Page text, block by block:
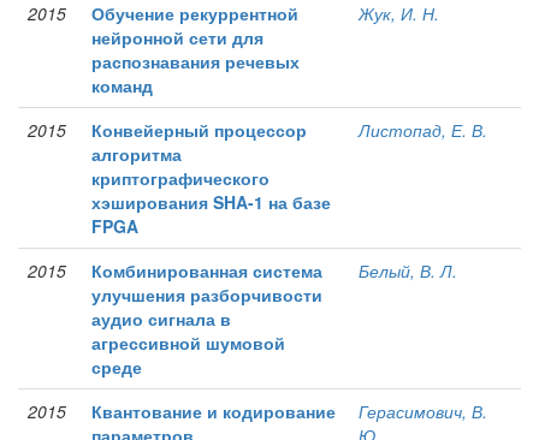
2015
Обучение рекуррентной
нейронной сети для
распознавания речевых
команд
Жук, И. Н.
2015
Конвейерный процессор
алгоритма
криптографического
хэширования SHA-1 на базе
FPGA
Листопад, Е. В.
2015
Комбинированная система
улучшения разборчивости
аудио сигнала в
агрессивной шумовой
среде
Белый, В. Л.
2015
Квантование и кодирование
Герасимович, В.